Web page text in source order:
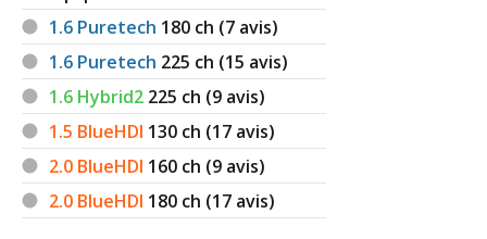
1.6 Puretech 180 ch (7 avis)
1.6 Puretech 225 ch (15 avis)
1.6 Hybrid2 225 ch (9 avis)
1.5 BlueHDI 130 ch (17 avis)
2.0 BlueHDI 160 ch (9 avis)
2.0 BlueHDI 180 ch (17 avis)